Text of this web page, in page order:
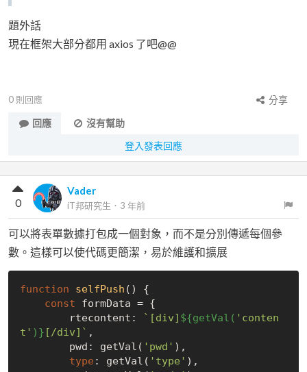
題外話
現在框架大部分都用 axios 了吧@@
0 則回應
分享
回應
沒有幫助
登入發表回應
Vader
iT邦研究生 ． 3 年前
0
可以將表單數據打包成一個對象，而不是分別傳遞每個參
數。這樣可以使代碼更簡潔，易於維護和擴展
function selfPush ( ) {
const formData = {
        rtecontent:
`[div] ${getVal( 'conten
t' )} [/div]` ,
        pwd: getVal(
'pwd' ),
type : getVal( 'type' ),